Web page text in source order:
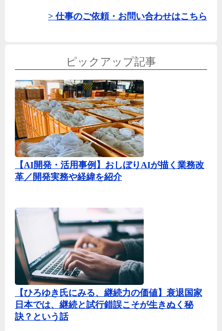
仕事のご依頼・お問い合わせはこちら
ピックアップ記事
【AI開発・活用事例】おしぼりAIが描く業務改
革／開発実務や経緯を紹介
【ひろゆき氏にみる、継続力の価値】衰退国家
日本では、継続と試行錯誤こそが生きぬく秘
訣？という話